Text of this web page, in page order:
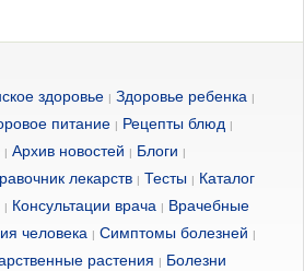
здоровье | Здоровье ребенка |
питание | Рецепты блюд |
| Архив новостей | Блоги |
лекарств | Тесты | Каталог
| Консультации врача | Врачебные
человека | Симптомы болезней |
растения | Болезни